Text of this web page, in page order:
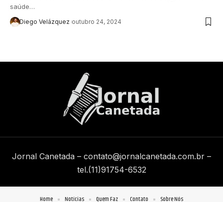
saúde…
Diego Velázquez outubro 24, 2024
Jornal Canetada – contato@jornalcanetada.com.br –
tel.(11)91754-6532
Home Notícias Quem Faz Contato Sobre Nós